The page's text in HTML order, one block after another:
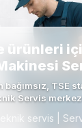
ürünleri
TSE
Servis
servis |